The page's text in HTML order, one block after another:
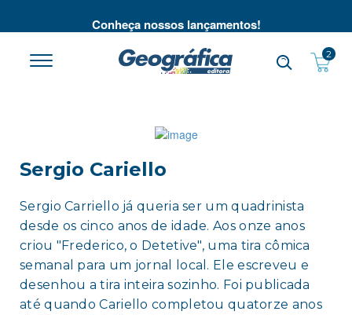
Conheça nossos lançamentos!
2
Sergio Cariello
Sergio Carriello já queria ser um quadrinista
desde os cinco anos de idade. Aos onze anos
criou "Frederico, o Detetive", uma tira cômica
semanal para um jornal local. Ele escreveu e
desenhou a tira inteira sozinho. Foi publicada
até quando Cariello completou quatorze anos